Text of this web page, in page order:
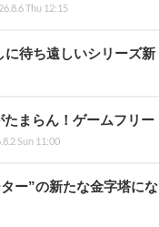
Thu 12:15
待ち遠しいシリーズ新
まらん！ゲームフリー
Sun 11:00
ー”の新たな金字塔にな